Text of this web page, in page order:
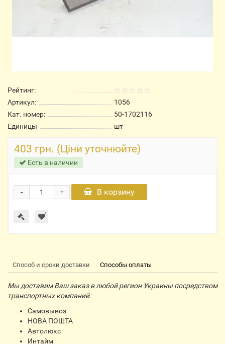
Рейтинг:
Артикул:
1056
Кат. номер:
50-1702116
Единицы
шт
403 грн. (Ціни уточнюйте)
Есть в наличии
+
- В корзину
Способ и сроки доставки Способы оплаты
Мы доставим Ваш заказ в любой регион Украины посредством
транспортных компаний:
Самовывоз
НОВА ПОШТА
Автолюкс
Интайм